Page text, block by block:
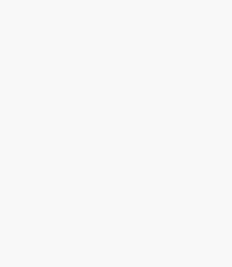
國際共融大使Lukas